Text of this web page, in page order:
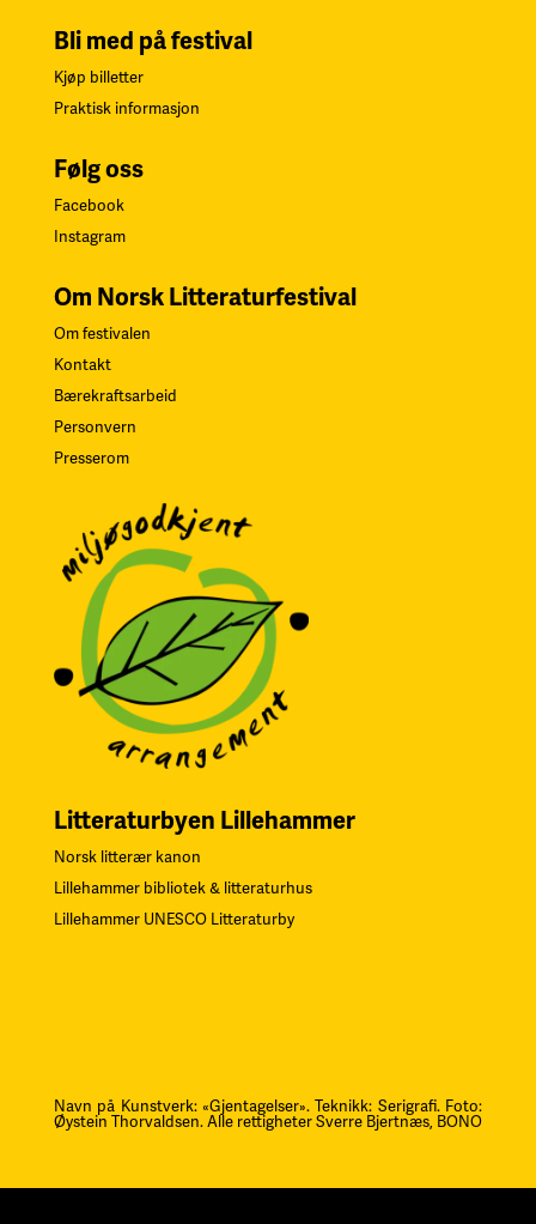
Bli med på festival
Kjøp billetter
Praktisk informasjon
Følg oss
Facebook
Instagram
Om Norsk Litteraturfestival
Om festivalen
Kontakt
Bærekraftsarbeid
Personvern
Presserom
Litteraturbyen Lillehammer
Norsk litterær kanon
Lillehammer bibliotek & litteraturhus
Lillehammer UNESCO Litteraturby
Navn på Kunstverk: «Gjentagelser». Teknikk: Serigrafi. Foto:
Øystein Thorvaldsen. Alle rettigheter Sverre Bjertnæs, BONO